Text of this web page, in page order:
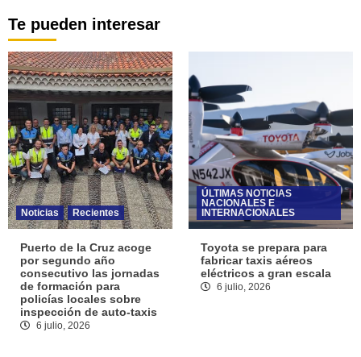
Te pueden interesar
Noticias Recientes
Puerto de la Cruz acoge
por segundo año
consecutivo las jornadas
de formación para
policías locales sobre
inspección de auto-taxis
6 julio, 2026
ÚLTIMAS NOTICIAS
NACIONALES E
INTERNACIONALES
Toyota se prepara para
fabricar taxis aéreos
eléctricos a gran escala
6 julio, 2026